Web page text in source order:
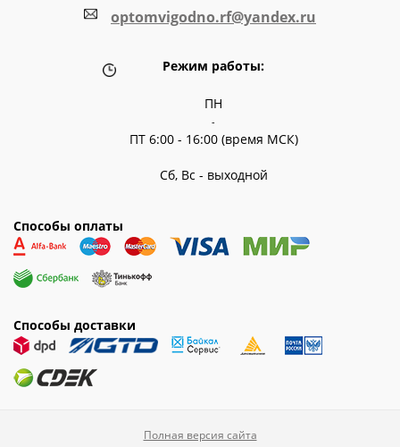
optomvigodno.rf@yandex.ru
Режим работы:
ПН
-
ПТ 6:00 - 16:00 (время МСК)
Сб, Вс - выходной
Способы оплаты
Способы доставки
Полная версия сайта